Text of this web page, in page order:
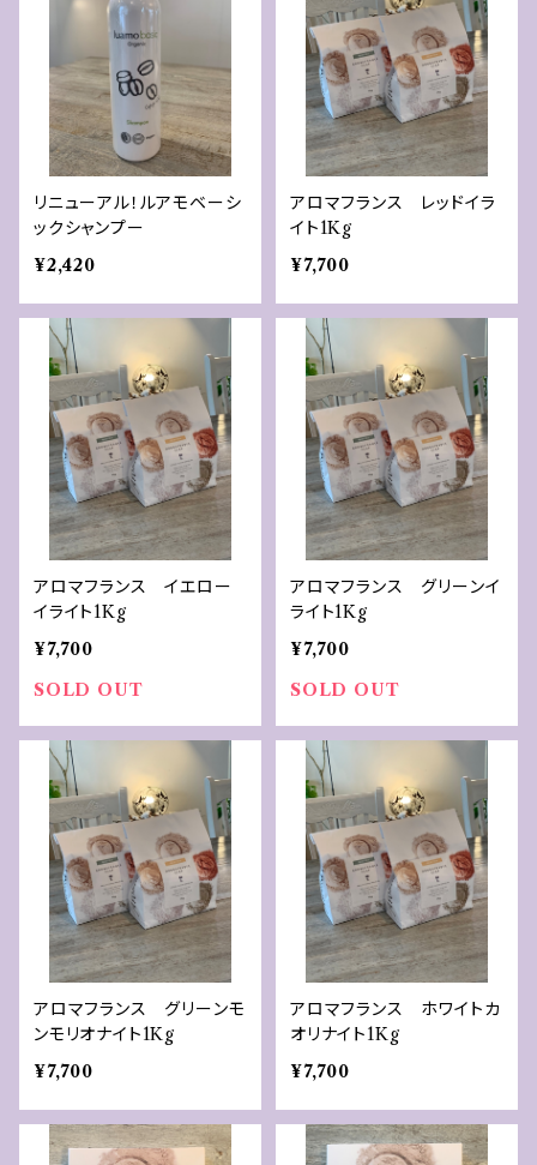
リニューアル！ルアモベーシ
ックシャンプー
¥2,420
アロマフランス レッドイラ
イト1Kg
¥7,700
アロマフランス イエロー
イライト1Kg
¥7,700
SOLD OUT
アロマフランス グリーンイ
ライト1Kg
¥7,700
SOLD OUT
アロマフランス グリーンモ
ンモリオナイト1Kg
¥7,700
アロマフランス ホワイトカ
オリナイト1Kg
¥7,700